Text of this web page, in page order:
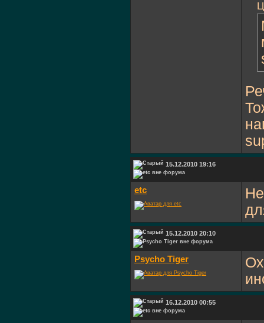
15.12.2010 19:16
etc
15.12.2010 20:10
Psycho Tiger
16.12.2010 00:55